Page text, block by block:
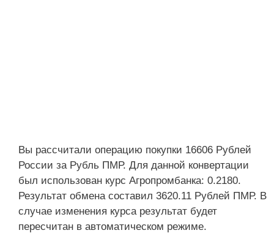
Вы рассчитали операцию покупки 16606 Рублей
России за Рубль ПМР. Для данной конвертации
был использован курс Агропромбанка: 0.2180.
Результат обмена составил 3620.11 Рублей ПМР. В
случае изменения курса результат будет
пересчитан в автоматическом режиме.